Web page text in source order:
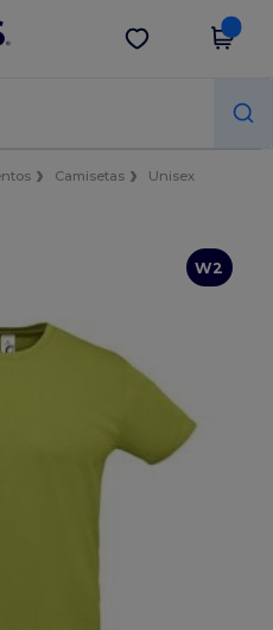
Descargar app
Camisetas
Unisex
W2